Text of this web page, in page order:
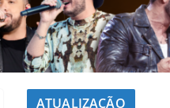
ATUALIZAÇÃO